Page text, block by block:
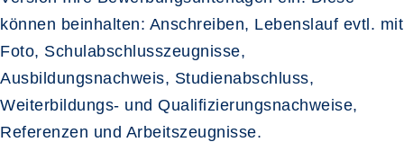
können beinhalten: Anschreiben, Lebenslauf evtl. mit
Foto, Schulabschlusszeugnisse,
Ausbildungsnachweis, Studienabschluss,
Weiterbildungs- und Qualifizierungsnachweise,
Referenzen und Arbeitszeugnisse.